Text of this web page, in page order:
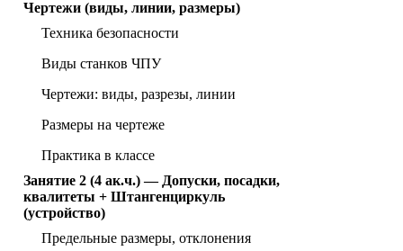
Чертежи (виды, линии, размеры)
Техника безопасности
Виды станков ЧПУ
Чертежи: виды, разрезы, линии
Размеры на чертеже
Практика в классе
Занятие 2 (4 ак.ч.) — Допуски, посадки,
квалитеты + Штангенциркуль
(устройство)
Предельные размеры, отклонения